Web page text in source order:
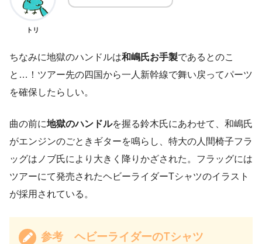
トリ
ちなみに地獄のハンドルは和嶋氏お手製であるとのこ
と…！ツアー先の四国から一人新幹線で舞い戻ってパーツ
を確保したらしい。
曲の前に地獄のハンドルを握る鈴木氏にあわせて、和嶋氏
がエンジンのごときギターを鳴らし、特大の人間椅子フラ
ッグはノブ氏により大きく降りかざされた。フラッグには
ツアーにて発売されたヘビーライダーTシャツのイラスト
が採用されている。
参考 ヘビーライダーのTシャツ